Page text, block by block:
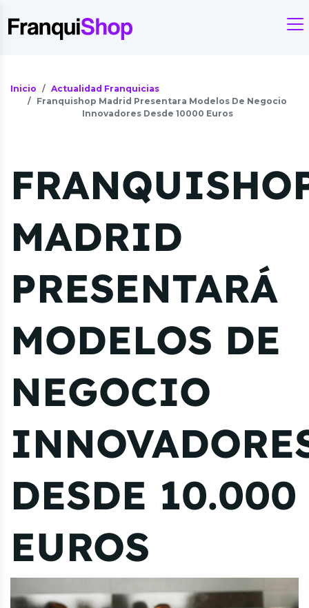
Inicio
Actualidad Franquicias
Franquishop Madrid Presentara Modelos De Negocio
Innovadores Desde 10000 Euros
MADRID
PRESENTARÁ
MODELOS DE
NEGOCIO
DESDE 10.000
EUROS